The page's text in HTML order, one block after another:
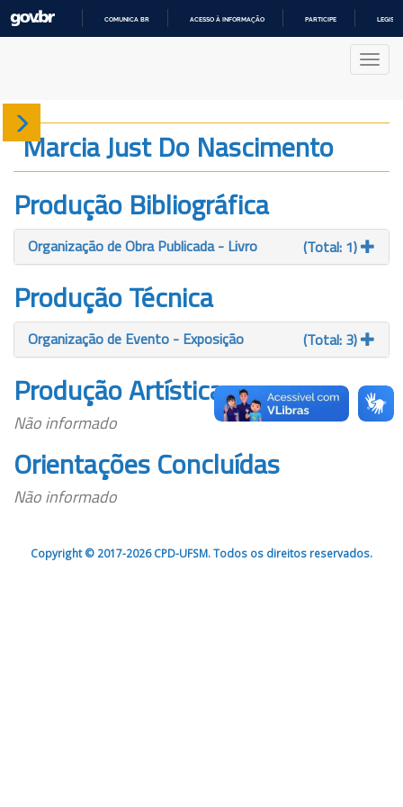
COMUNICA BR ACESSO À INFORMAÇÃO PARTICIPE
Sobre
Produção
Projetos
Gráficos
Marcia Just Do Nascimento
Produção Bibliográfica
Organização de Obra Publicada - Livro (Total: 1)
Produção Técnica
Organização de Evento - Exposição (Total: 3)
Produção Artística
Não informado
Orientações Concluídas
Não informado
Copyright © 2017-2026 CPD-UFSM. Todos os direitos reservados.